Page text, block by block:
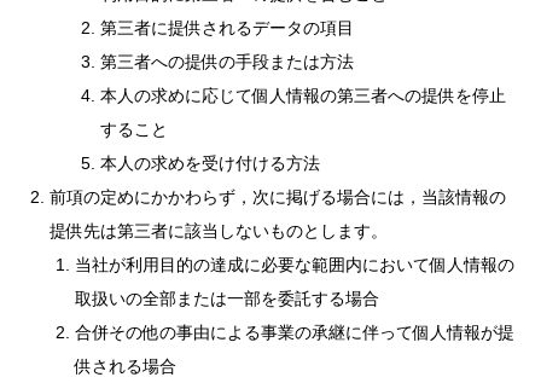
第三者に提供されるデータの項目
第三者への提供の手段または方法
本人の求めに応じて個人情報の第三者への提供を停止
すること
本人の求めを受け付ける方法
前項の定めにかかわらず，次に掲げる場合には，当該情報の
提供先は第三者に該当しないものとします。
当社が利用目的の達成に必要な範囲内において個人情報の
取扱いの全部または一部を委託する場合
合併その他の事由による事業の承継に伴って個人情報が提
供される場合